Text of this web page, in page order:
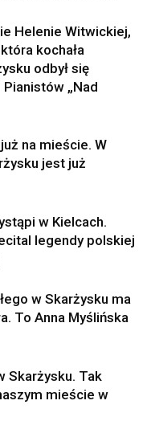
Helenie Witwickiej,
kochała
odbył się
Pianistów „Nad
na mieście. W
jest już
w Kielcach.
legendy polskiej
w Skarżysku ma
To Anna Myślińska
Skarżysku. Tak
mieście w